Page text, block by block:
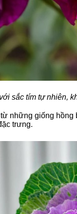
sắc tím tự nhiên,
những giống
trưng.